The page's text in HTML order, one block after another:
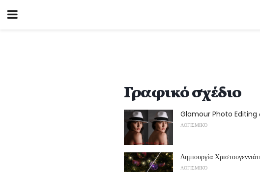
Γραφικό σχέδιο
Glamour Photo Editing
ΛΟΓΙΣΜΙΚΌ
Δημιουργία
ΛΟΓΙΣΜΙΚΌ